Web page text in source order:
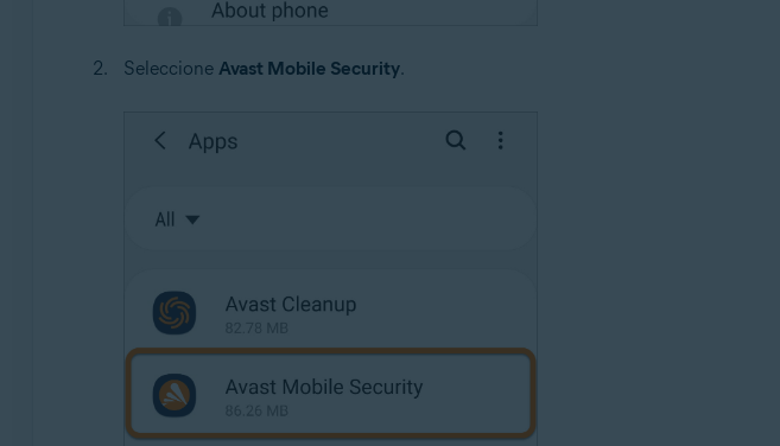
Seleccione Avast Mobile Security.